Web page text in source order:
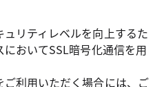
リティレベルを向上するた
おいてSSL暗号化通信を用
利用いただく場合には、ご